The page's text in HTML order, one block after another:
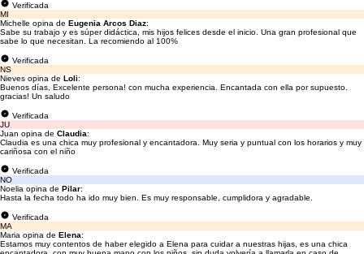
Verificada
MI
Michelle opina de Eugenia Arcos Diaz:
Sabe su trabajo y es súper didáctica, mis hijos felices desde el inicio. Una gran profesional que
sabe lo que necesitan. La recomiendo al 100%
Verificada
NS
Nieves opina de Loli:
Buenos días, Excelente persona! con mucha experiencia. Encantada con ella por supuesto.
gracias! Un saludo
Verificada
JU
Juan opina de Claudia:
Claudia es una chica muy profesional y encantadora. Muy seria y puntual con los horarios y muy
cariñosa con el niño
Verificada
NO
Noelia opina de Pilar:
Hasta la fecha todo ha ido muy bien. Es muy responsable, cumplidora y agradable.
Verificada
MA
Maria opina de Elena:
Estamos muy contentos de haber elegido a Elena para cuidar a nuestras hijas, es una chica